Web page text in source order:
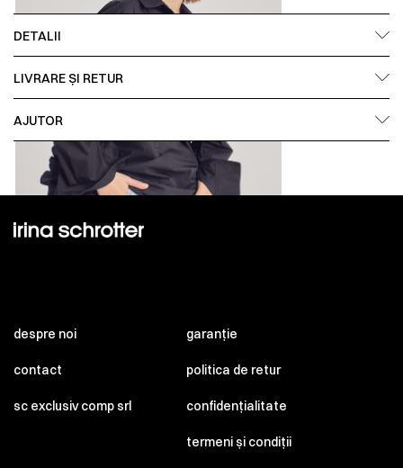
DETALII
LIVRARE ȘI RETUR
AJUTOR
despre noi
contact
sc exclusiv comp srl
garanție
politica de retur
confidențialitate
termeni și condiții